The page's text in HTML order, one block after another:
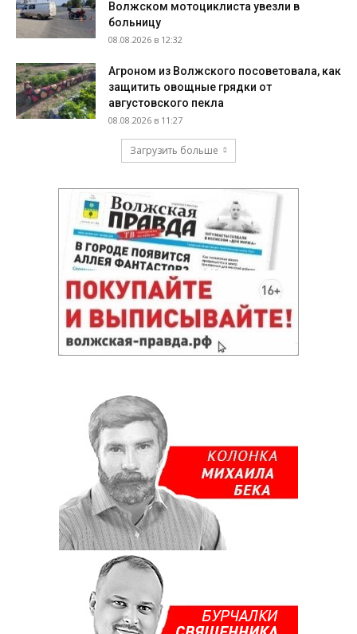
Волжском мотоциклиста увезли в
больницу
08.08.2026 в 12:32
Агроном из Волжского посоветовала, как
защитить овощные грядки от
августовского пекла
08.08.2026 в 11:27
Загрузить больше